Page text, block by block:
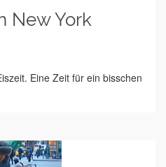
New York
Eine Zeit für ein bisschen